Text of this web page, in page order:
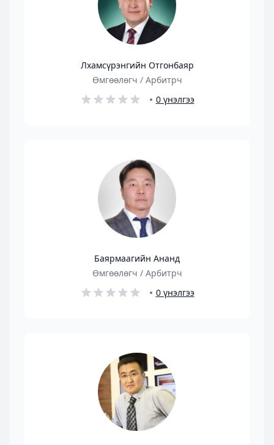
Лхамсүрэнгийн Отгонбаяр
Өмгөөлөгч / Арбитрч
0 үнэлгээ
Баярмаагийн Ананд
Өмгөөлөгч / Арбитрч
0 үнэлгээ